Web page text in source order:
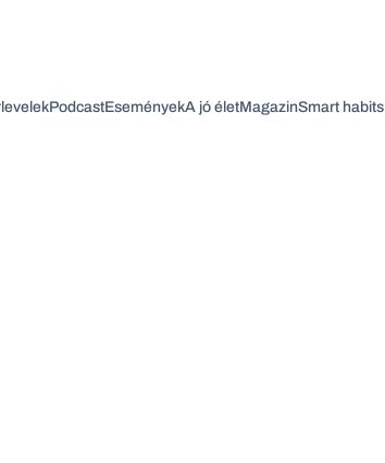
PodcastEseményekA jó életMagazinSmart habits